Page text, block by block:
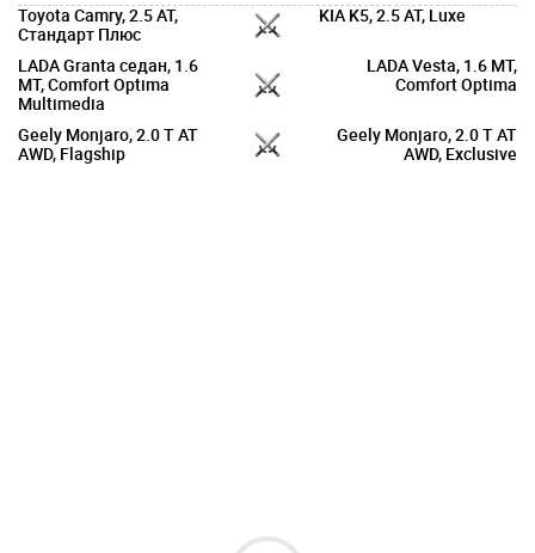
Toyota Camry, 2.5 AT,
Стандарт Плюс
KIA K5, 2.5 AT, Luxe
LADA Granta седан, 1.6
MT, Comfort Optima
Multimedia
LADA Vesta, 1.6 MT,
Comfort Optima
Geely Monjaro, 2.0 T AT
AWD, Flagship
Geely Monjaro, 2.0 T AT
AWD, Exclusive